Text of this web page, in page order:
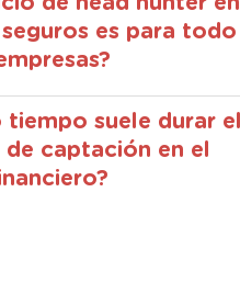
seguros es para todo
tiempo suele durar el
captación en el